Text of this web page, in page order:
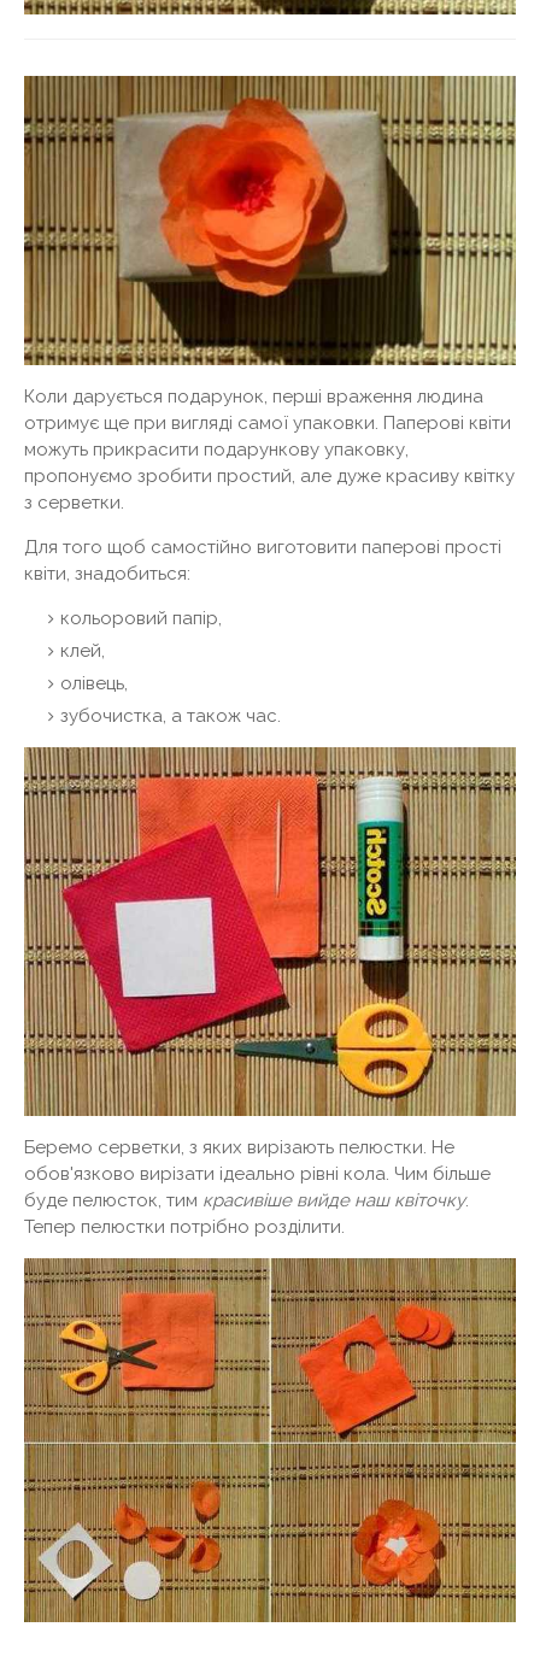
Коли дарується подарунок, перші враження людина
отримує ще при вигляді самої упаковки. Паперові квіти
можуть прикрасити подарункову упаковку,
пропонуємо зробити простий, але дуже красиву квітку
з серветки.
Для того щоб самостійно виготовити паперові прості
квіти, знадобиться:
кольоровий папір,
клей,
олівець,
зубочистка, а також час.
Беремо серветки, з яких вирізають пелюстки. Не
обов'язково вирізати ідеально рівні кола. Чим більше
буде пелюсток, тим красивіше вийде наш квіточку.
Тепер пелюстки потрібно розділити.